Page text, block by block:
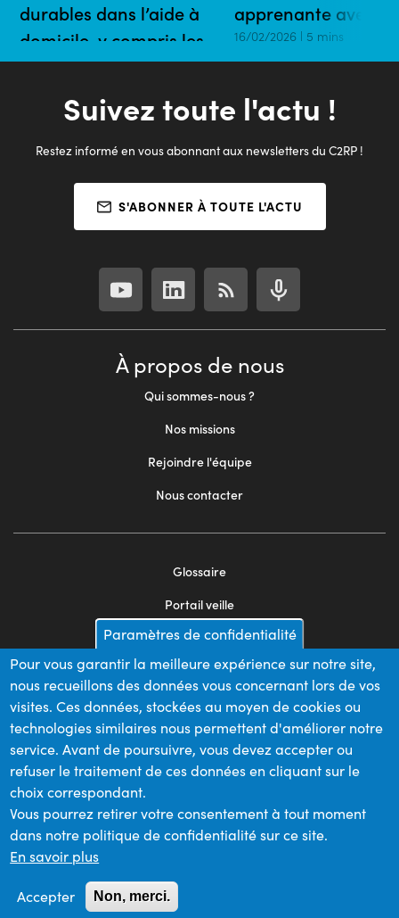
durables dans l’aide à
domicile, y compris les
plus éloignés de l’emploi
apprenante avec
16/02/2026 | 5 mins
Suivez toute l'actu !
Restez informé en vous abonnant aux newsletters du C2RP !
S'ABONNER À TOUTE L'ACTU
À propos de nous
Qui sommes-nous ?
Nos missions
Rejoindre l'équipe
Nous contacter
2
Glossaire
Portail veille
Mentions légales
Appels d'offres
Plan du site
Nos financeurs
Membre du
Paramètres de confidentialité
Pour vous garantir la meilleure expérience sur notre site,
nous recueillons des données vous concernant lors de vos
visites. Ces données, stockées au moyen de cookies ou
technologies similaires nous permettent d'améliorer notre
service. Avant de poursuivre, vous devez accepter ou
refuser le traitement de ces données en cliquant sur le
choix correspondant.
Vous pourrez retirer votre consentement à tout moment
dans notre politique de confidentialité sur ce site.
En savoir plus
Accepter Non, merci.